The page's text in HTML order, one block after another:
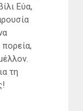
Εύα,
τη